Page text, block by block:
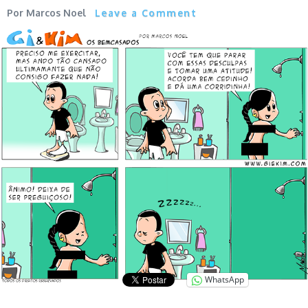
Marcos Noel Leave a Comment
WhatsApp